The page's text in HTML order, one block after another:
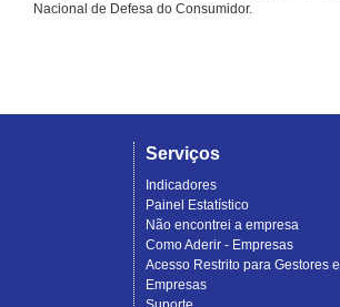
Nacional de Defesa do Consumidor.
Serviços
Indicadores
Painel Estatístico
Não encontrei a empresa
Como Aderir - Empresas
Acesso Restrito para Gestores e
Empresas